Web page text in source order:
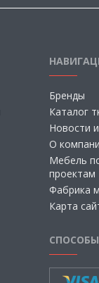
Бренды
Каталог
Новости
О
Мебель
проектам
Фабрика
Карта